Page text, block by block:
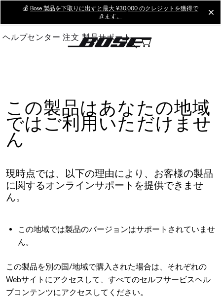
Main
💰 Bose 製品を下取りに出すと最大 ¥30,000 のクレジットを獲得で
きます。
ヘルプセンター 注文 製品サポート
この製品はあなたの地域
ではご利用いただけませ
ん
現時点では、以下の理由により、お客様の製品
に関するオンラインサポートを提供できませ
ん。
この地域では製品のバージョンはサポートされていませ
ん。
この製品を別の国/地域で購入された場合は、それぞれの
Webサイトにアクセスして、すべてのセルフサービスヘル
プコンテンツにアクセスしてください。